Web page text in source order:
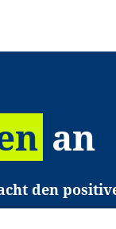
an
den